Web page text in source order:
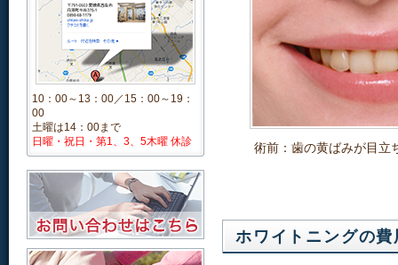
術前：歯の黄ばみが目立
ホワイトニングの費
10：00～13：00／15：00～19：
00
土曜は14：00まで
日曜・祝日・第1、3、5木曜 休診